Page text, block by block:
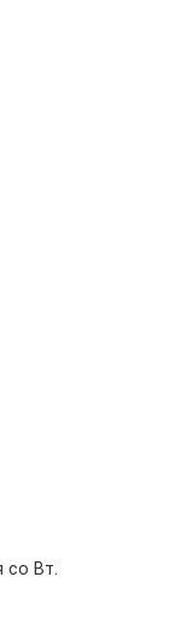
со Вт.